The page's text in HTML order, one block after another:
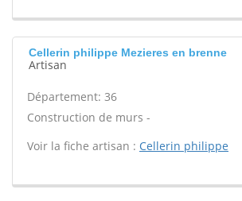
Cellerin philippe Mezieres en brenne
Artisan
Département: 36
Construction de murs -
Voir la fiche artisan : Cellerin philippe